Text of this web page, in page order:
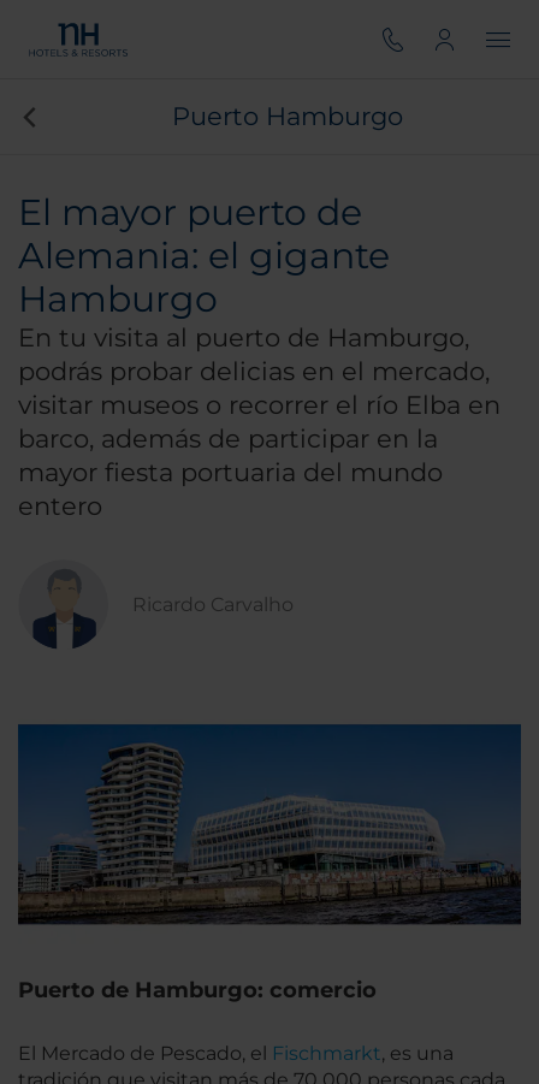
Puerto Hamburgo
El mayor puerto de
Alemania: el gigante
Hamburgo
En tu visita al puerto de Hamburgo,
podrás probar delicias en el mercado,
visitar museos o recorrer el río Elba en
barco, además de participar en la
mayor fiesta portuaria del mundo
entero
Ricardo Carvalho
Puerto de Hamburgo: comercio
El Mercado de Pescado, el Fischmarkt, es una